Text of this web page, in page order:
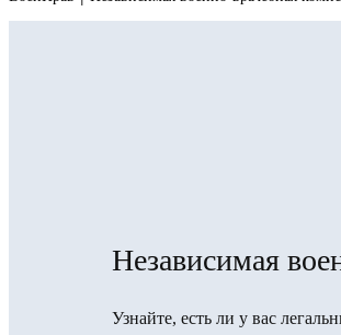
Независимая
Узнайте, есть ли у вас